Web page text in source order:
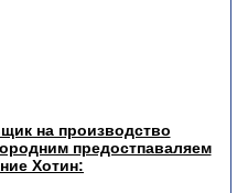
на производство
предостпаваляем
Хотин: